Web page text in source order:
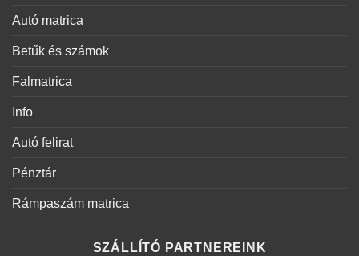
Autó matrica
Betűk és számok
Falmatrica
Info
Autó felirat
Pénztár
Rámpaszám matrica
SZÁLLÍTÓ PARTNEREINK